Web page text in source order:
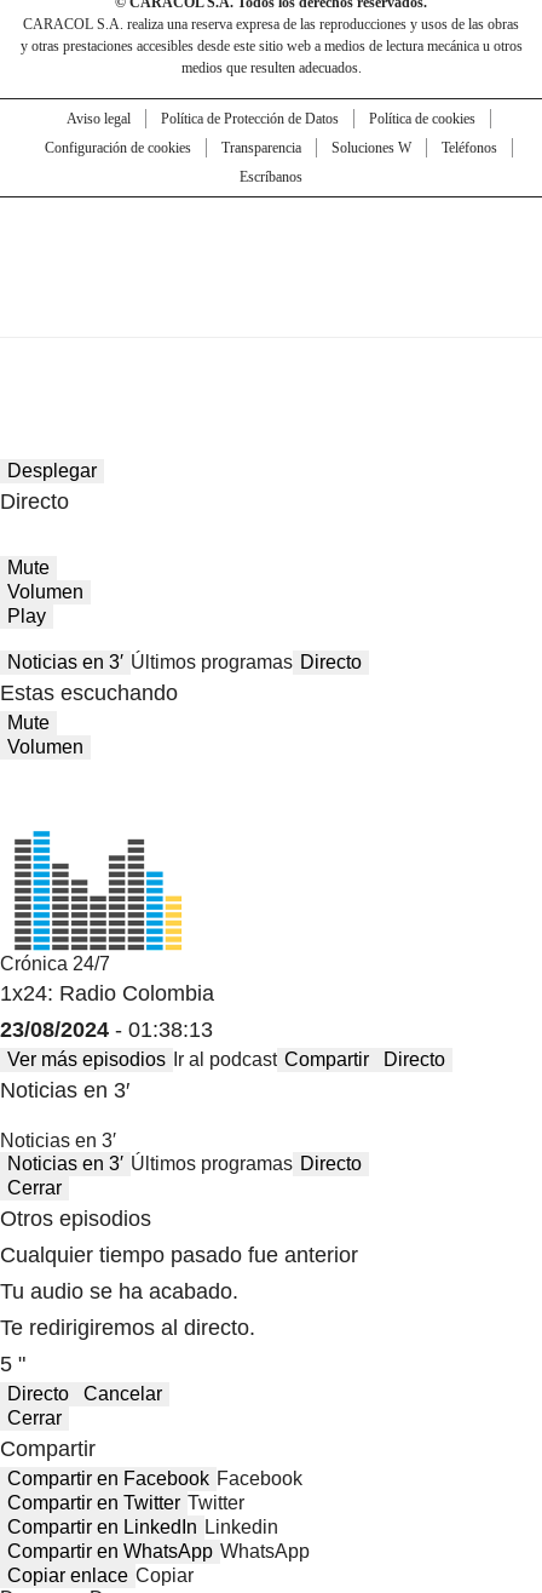
CARACOL S.A. realiza una reserva expresa de las reproducciones y usos de las obras
y otras prestaciones accesibles desde este sitio web a medios de lectura mecánica u otros
medios que resulten adecuados.
Aviso legal Política de Protección de Datos
Política de cookies
Configuración de cookies
Transparencia Soluciones W
Teléfonos
Escríbanos
Desplegar
Directo
Mute
Volumen
Play
Noticias en 3′ Últimos programas Directo
Estas escuchando
Mute
Volumen
Crónica 24/7
1x24: Radio Colombia
23/08/2024 - 01:38:13
Ver más episodios Ir al podcast Compartir Directo
Noticias en 3′
Noticias en 3′
Noticias en 3′ Últimos programas Directo
Cerrar
Otros episodios
Cualquier tiempo pasado fue anterior
Tu audio se ha acabado.
Te redirigiremos al directo.
5 "
Directo
Cancelar
Cerrar
Compartir
Compartir en Facebook Facebook
Compartir en Twitter Twitter
Compartir en LinkedIn Linkedin
Compartir en WhatsApp WhatsApp
Copiar enlace Copiar